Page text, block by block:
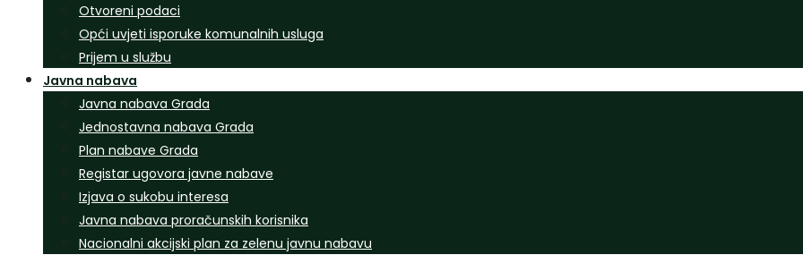
Otvoreni podaci
Opći uvjeti isporuke komunalnih usluga
Prijem u službu
Javna nabava
Javna nabava Grada
Jednostavna nabava Grada
Plan nabave Grada
Registar ugovora javne nabave
Izjava o sukobu interesa
Javna nabava proračunskih korisnika
Nacionalni akcijski plan za zelenu javnu nabavu